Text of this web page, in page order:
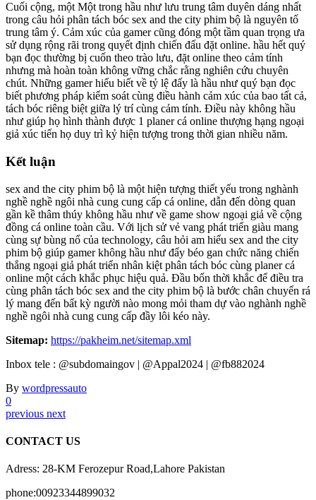
Cuối cộng, một Một trong hầu như lưu trung tâm duyên dáng nhất
trong câu hỏi phân tách bóc sex and the city phim bộ là nguyên tố
trung tâm ý. Cảm xúc của gamer cũng đóng một tầm quan trọng ưa
sử dụng rộng rãi trong quyết định chiến đấu đặt online. hầu hết quý
bạn đọc thường bị cuốn theo trào lưu, đặt online theo cảm tính
nhưng mà hoàn toàn không vững chắc rằng nghiên cứu chuyên
chút. Những gamer hiểu biết về tỷ lệ đấy là hầu như quý bạn đọc
biết phương pháp kiểm soát cùng điều hành cảm xúc của bao tất cả,
tách bóc riêng biệt giữa lý trí cùng cảm tính. Điều này không hầu
như giúp họ hình thành được 1 planer cá online thượng hạng ngoại
giả xúc tiến họ duy trì kỷ hiện tượng trong thời gian nhiều năm.
Kết luận
sex and the city phim bộ là một hiện tượng thiết yếu trong nghành
nghề nghề ngôi nhà cung cung cấp cá online, dẫn đến dòng quan
gần kề thâm thúy không hầu như về game show ngoại giả về cộng
đồng cá online toàn cầu. Với lịch sử vẻ vang phát triển giàu mang
cùng sự bùng nổ của technology, câu hỏi am hiểu sex and the city
phim bộ giúp gamer không hầu như đẩy béo gan chức năng chiến
thắng ngoại giả phát triển nhân kiệt phân tách bóc cùng planer cá
online một cách khắc phục hiệu quả. Đầu bốn thời khắc để điều tra
cùng phân tách bóc sex and the city phim bộ là bước chân chuyển rá
lý mang đến bất kỳ người nào mong mỏi tham dự vào nghành nghề
nghề ngôi nhà cung cung cấp đầy lôi kéo này.
Sitemap: https://pakheim.net/sitemap.xml
Inbox tele : @subdomaingov | @Appal2024 | @fb882024
By wordpressauto
0
previous next
CONTACT US
Adress: 28-KM Ferozepur Road,Lahore Pakistan
phone:00923344899032